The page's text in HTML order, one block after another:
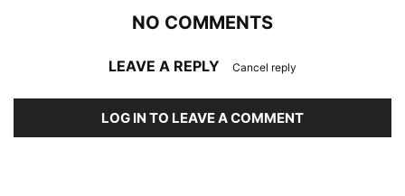
NO COMMENTS
LEAVE A REPLY Cancel reply
LOG IN TO LEAVE A COMMENT